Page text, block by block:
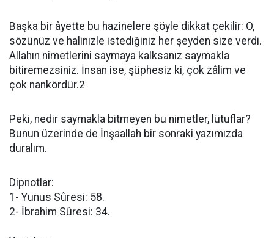
Başka bir âyette bu hazinelere şöyle dikkat çekilir: O,
sözünüz ve halinizle istediğiniz her şeyden size verdi.
Allahın nimetlerini saymaya kalksanız saymakla
bitiremezsiniz. İnsan ise, şüphesiz ki, çok zâlim ve
çok nankördür.2
Peki, nedir saymakla bitmeyen bu nimetler, lütuflar?
Bunun üzerinde de İnşaallah bir sonraki yazımızda
duralım.
Dipnotlar:
1- Yunus Sûresi: 58.
2- İbrahim Sûresi: 34.